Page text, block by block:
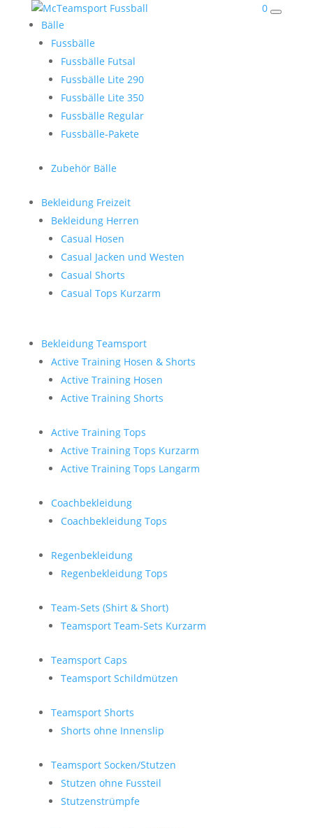
0
Bälle
Fussbälle
Fussbälle Futsal
Fussbälle Lite 290
Fussbälle Lite 350
Fussbälle Regular
Fussbälle-Pakete
Zubehör Bälle
Bekleidung Freizeit
Bekleidung Herren
Casual Hosen
Casual Jacken und Westen
Casual Shorts
Casual Tops Kurzarm
Bekleidung Teamsport
Active Training Hosen & Shorts
Active Training Hosen
Active Training Shorts
Active Training Tops
Active Training Tops Kurzarm
Active Training Tops Langarm
Coachbekleidung
Coachbekleidung Tops
Regenbekleidung
Regenbekleidung Tops
Team-Sets (Shirt & Short)
Teamsport Team-Sets Kurzarm
Teamsport Caps
Teamsport Schildmützen
Teamsport Shorts
Shorts ohne Innenslip
Teamsport Socken/Stutzen
Stutzen ohne Fussteil
Stutzenstrümpfe